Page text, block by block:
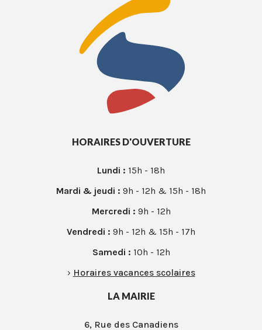
HORAIRES D'OUVERTURE
Lundi : 15h - 18h
Mardi & jeudi : 9h - 12h & 15h - 18h
Mercredi : 9h - 12h
Vendredi : 9h - 12h & 15h - 17h
Samedi : 10h - 12h
› Horaires vacances scolaires
LA MAIRIE
6, Rue des Canadiens